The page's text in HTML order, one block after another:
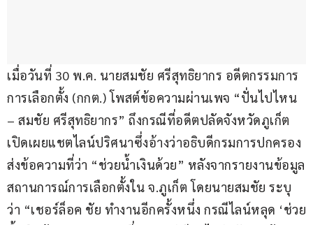
เมื่อวันที่ 30 พ.ค. นายสมชัย ศรีสุทธิยากร อดีตกรรมการ
การเลือกตั้ง (กกต.) โพสต์ข้อความผ่านเพจ “ปั่นไปไหน
– สมชัย ศรีสุทธิยากร” ถึงกรณีที่อดีตปลัดจังหวัดภูเก็ต
เปิดเผยแชตไลน์ปริศนาซึ่งอ้างว่าอธิบดีกรมการปกครอง
ส่งข้อความที่ว่า “ช่วยน้ำเงินด้วย” หลังจากรายงานข้อมูล
สถานการณ์การเลือกตั้งใน จ.ภูเก็ต โดยนายสมชัย ระบุ
ว่า “เชอร์ล็อค ชัย ทำงานอีกครั้งหนึ่ง กรณีไลน์หลุด ‘ช่วย